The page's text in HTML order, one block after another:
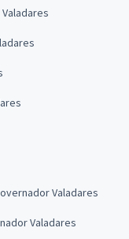
Valadares
Valadares